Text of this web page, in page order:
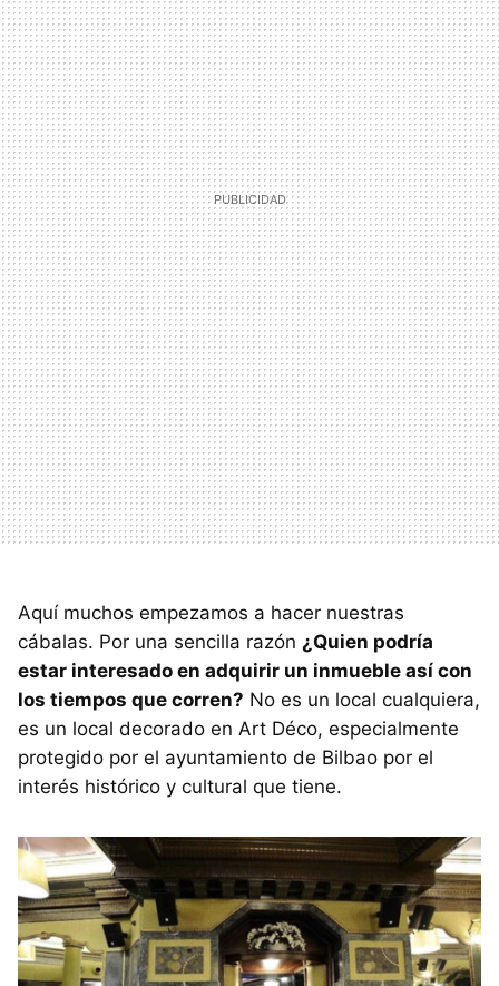
Aquí muchos empezamos a hacer nuestras
cábalas. Por una sencilla razón ¿Quien podría
estar interesado en adquirir un inmueble así con
los tiempos que corren? No es un local cualquiera,
es un local decorado en Art Déco, especialmente
protegido por el ayuntamiento de Bilbao por el
interés histórico y cultural que tiene.